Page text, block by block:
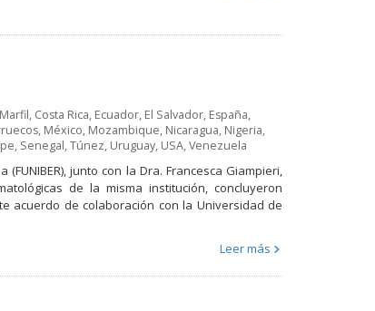
, Costa Rica, Ecuador, El Salvador, España,
, México, Mozambique, Nicaragua, Nigeria,
, Senegal,Túnez, Uruguay, USA,Venezuela
junto con la Dra. Francesca Giampieri,
de la misma institución, concluyeron
acuerdo de colaboración con la Universidad de
Leer más